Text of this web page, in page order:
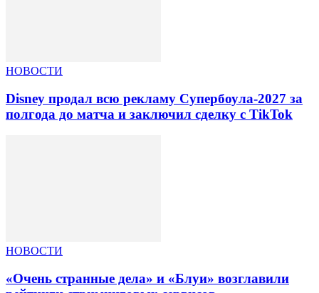
НОВОСТИ
Disney продал всю рекламу Супербоула-2027 за
полгода до матча и заключил сделку с TikTok
НОВОСТИ
«Очень странные дела» и «Блуи» возглавили